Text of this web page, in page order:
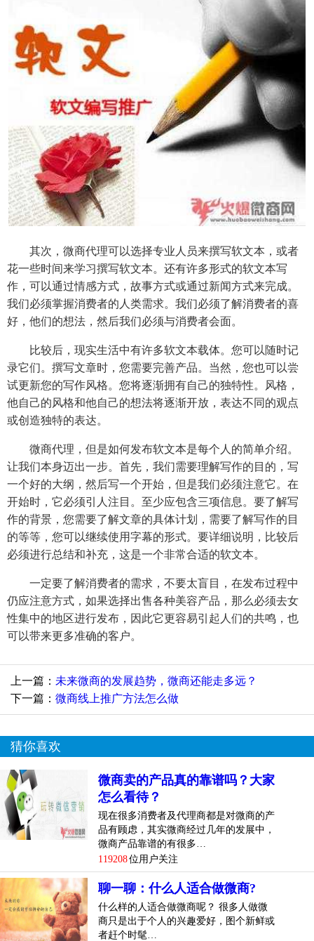
其次，微商代理可以选择专业人员来撰写软文本，或者
花一些时间来学习撰写软文本。还有许多形式的软文本写
作，可以通过情感方式，故事方式或通过新闻方式来完成。
我们必须掌握消费者的人类需求。我们必须了解消费者的喜
好，他们的想法，然后我们必须与消费者会面。
比较后，现实生活中有许多软文本载体。您可以随时记
录它们。撰写文章时，您需要完善产品。当然，您也可以尝
试更新您的写作风格。您将逐渐拥有自己的独特性。风格，
他自己的风格和他自己的想法将逐渐开放，表达不同的观点
或创造独特的表达。
微商代理，但是如何发布软文本是每个人的简单介绍。
让我们本身迈出一步。首先，我们需要理解写作的目的，写
一个好的大纲，然后写一个开始，但是我们必须注意它。在
开始时，它必须引人注目。至少应包含三项信息。要了解写
作的背景，您需要了解文章的具体计划，需要了解写作的目
的等等，您可以继续使用字幕的形式。要详细说明，比较后
必须进行总结和补充，这是一个非常合适的软文本。
一定要了解消费者的需求，不要太盲目，在发布过程中
仍应注意方式，如果选择出售各种美容产品，那么必须去女
性集中的地区进行发布，因此它更容易引起人们的共鸣，也
可以带来更多准确的客户。
上一篇： 未来微商的发展趋势，微商还能走多远？
下一篇： 微商线上推广方法怎么做
猜你喜欢
微商卖的产品真的靠谱吗？大家
怎么看待？
现在很多消费者及代理商都是对微商的产
品有顾虑，其实微商经过几年的发展中，
微商产品靠谱的有很多…
119208位用户关注
聊一聊：什么人适合做微商?
什么样的人适合做微商呢？ 很多人做微
商只是出于个人的兴趣爱好，图个新鲜或
者赶个时髦…